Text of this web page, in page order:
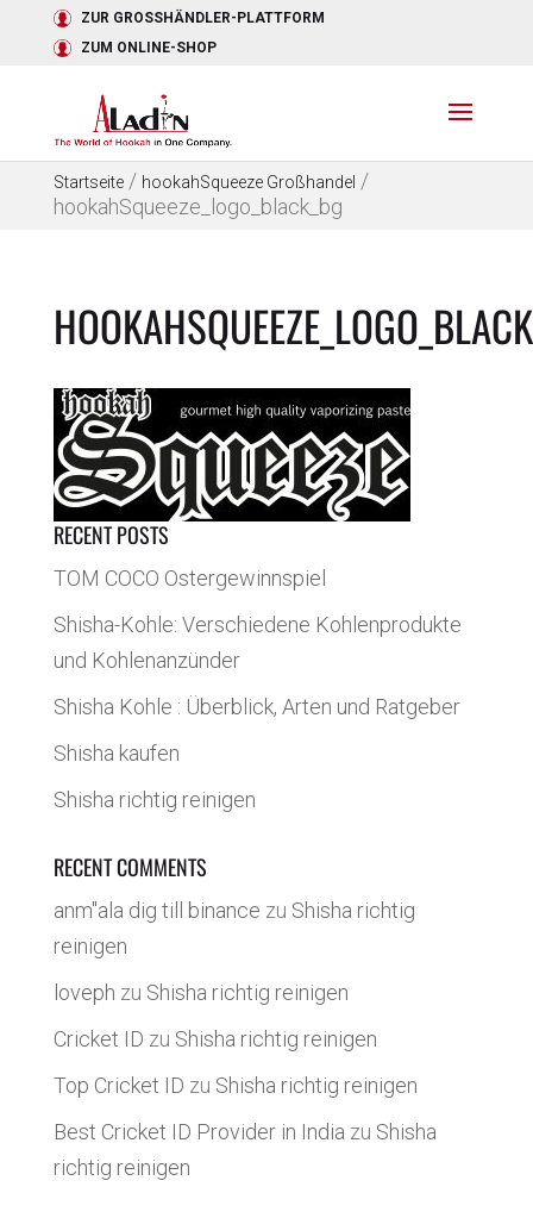
ZUR GROSSHÄNDLER-PLATTFORM
ZUM ONLINE-SHOP
Startseite/ hookahSqueeze Großhandel /
hookahSqueeze_logo_black_bg
RECENT POSTS
TOM COCO Ostergewinnspiel
Shisha-Kohle: Verschiedene Kohlenprodukte
und Kohlenanzünder
Shisha Kohle : Überblick, Arten und Ratgeber
Shisha kaufen
Shisha richtig reinigen
RECENT COMMENTS
anm"ala dig till binance zu Shisha richtig
reinigen
loveph zu Shisha richtig reinigen
Cricket ID zu Shisha richtig reinigen
Top Cricket ID zu Shisha richtig reinigen
Best Cricket ID Provider in India zu Shisha
richtig reinigen